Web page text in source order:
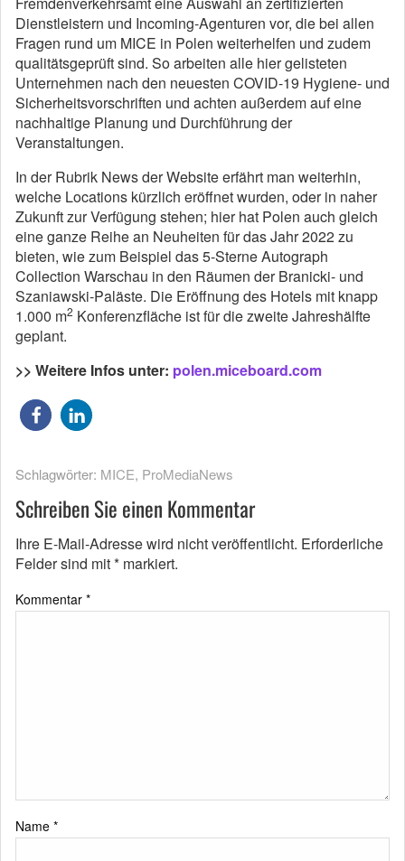
Dienstleistern und Incoming-Agenturen vor, die bei allen
Fragen rund um MICE in Polen weiterhelfen und zudem
qualitätsgeprüft sind. So arbeiten alle hier gelisteten
Unternehmen nach den neuesten COVID-19 Hygiene- und
Sicherheitsvorschriften und achten außerdem auf eine
nachhaltige Planung und Durchführung der
Veranstaltungen.
In der Rubrik News der Website erfährt man weiterhin,
welche Locations kürzlich eröffnet wurden, oder in naher
Zukunft zur Verfügung stehen; hier hat Polen auch gleich
eine ganze Reihe an Neuheiten für das Jahr 2022 zu
bieten, wie zum Beispiel das 5-Sterne Autograph
Collection Warschau in den Räumen der Branicki- und
Szaniawski-Paläste. Die Eröffnung des Hotels mit knapp
1.000 m2 Konferenzfläche ist für die zweite Jahreshälfte
geplant.
>> Weitere Infos unter: polen.miceboard.com
Schlagwörter: MICE, ProMediaNews
Schreiben Sie einen Kommentar
Ihre E-Mail-Adresse wird nicht veröffentlicht. Erforderliche
Felder sind mit* markiert.
Kommentar *
Name *